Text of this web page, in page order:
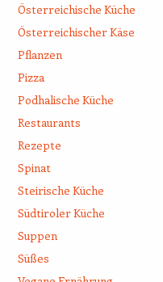
Österreichische Küche
Österreichischer Käse
Pflanzen
Pizza
Podhalische Küche
Restaurants
Rezepte
Spinat
Steirische Küche
Südtiroler Küche
Suppen
Süßes